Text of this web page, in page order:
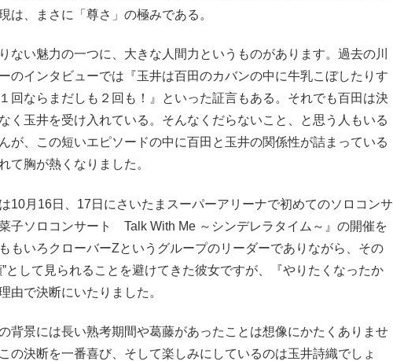
は、まさに「尊さ」の極みである。
ない魅力の一つに、大きな人間力というものがあります。過去の川
のインタビューでは『玉井は百田のカバンの中に牛乳こぼしたりす
回ならまだしも２回も！』といった証言もある。それでも百田は決
く玉井を受け入れている。そんなくだらないこと、と思う人もいる
が、この短いエピソードの中に百田と玉井の関係性が詰まっている
て胸が熱くなりました。
10月16日、17日にさいたまスーパーアリーナで初めてのソロコンサ
子ソロコンサート Talk With Me ～シンデレラタイム～』の開催を
もいろクローバーZというグループのリーダーでありながら、その
”として見られることを避けてきた彼女ですが、『やりたくなったか
由で決断にいたりました。
背景には長い熟考期間や葛藤があったことは想像にかたくありませ
の決断を一番喜び、そして楽しみにしているのは玉井詩織でしょ